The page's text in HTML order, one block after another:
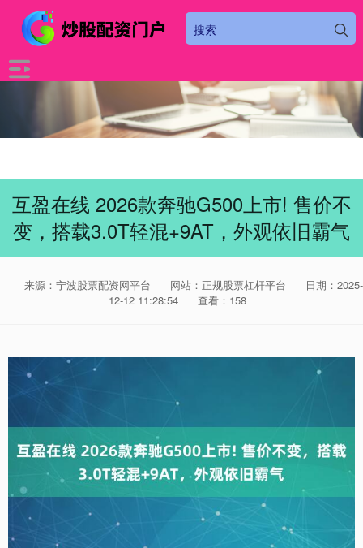
互盈在线 2026款奔驰G500上市! 售价不
变，搭载3.0T轻混+9AT，外观依旧霸气
来源：宁波股票配资网平台 网站：正规股票杠杆平台
日期：2025-
12-12 11:28:54
查看：158